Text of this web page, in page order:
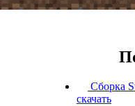
Сборка
скачать